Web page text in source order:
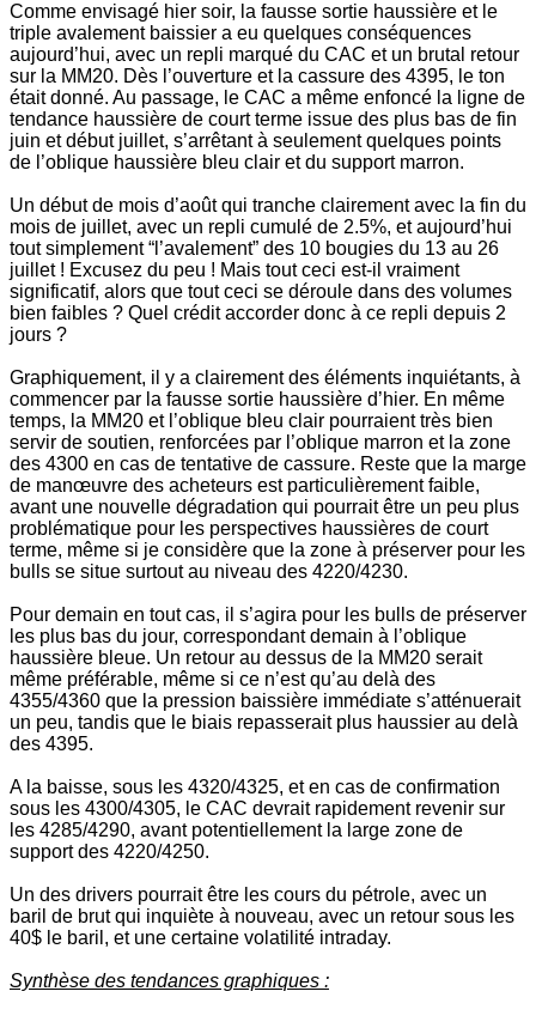
Comme envisagé hier soir, la fausse sortie haussière et le
triple avalement baissier a eu quelques conséquences
aujourd’hui, avec un repli marqué du CAC et un brutal retour
sur la MM20. Dès l’ouverture et la cassure des 4395, le ton
était donné. Au passage, le CAC a même enfoncé la ligne de
tendance haussière de court terme issue des plus bas de fin
juin et début juillet, s’arrêtant à seulement quelques points
de l’oblique haussière bleu clair et du support marron.
Un début de mois d’août qui tranche clairement avec la fin du
mois de juillet, avec un repli cumulé de 2.5%, et aujourd’hui
tout simplement “l’avalement” des 10 bougies du 13 au 26
juillet ! Excusez du peu ! Mais tout ceci est-il vraiment
significatif, alors que tout ceci se déroule dans des volumes
bien faibles ? Quel crédit accorder donc à ce repli depuis 2
jours ?
Graphiquement, il y a clairement des éléments inquiétants, à
commencer par la fausse sortie haussière d’hier. En même
temps, la MM20 et l’oblique bleu clair pourraient très bien
servir de soutien, renforcées par l’oblique marron et la zone
des 4300 en cas de tentative de cassure. Reste que la marge
de manœuvre des acheteurs est particulièrement faible,
avant une nouvelle dégradation qui pourrait être un peu plus
problématique pour les perspectives haussières de court
terme, même si je considère que la zone à préserver pour les
bulls se situe surtout au niveau des 4220/4230.
Pour demain en tout cas, il s’agira pour les bulls de préserver
les plus bas du jour, correspondant demain à l’oblique
haussière bleue. Un retour au dessus de la MM20 serait
même préférable, même si ce n’est qu’au delà des
4355/4360 que la pression baissière immédiate s’atténuerait
un peu, tandis que le biais repasserait plus haussier au delà
des 4395.
A la baisse, sous les 4320/4325, et en cas de confirmation
sous les 4300/4305, le CAC devrait rapidement revenir sur
les 4285/4290, avant potentiellement la large zone de
support des 4220/4250.
Un des drivers pourrait être les cours du pétrole, avec un
baril de brut qui inquiète à nouveau, avec un retour sous les
40$ le baril, et une certaine volatilité intraday.
Synthèse des tendances graphiques :